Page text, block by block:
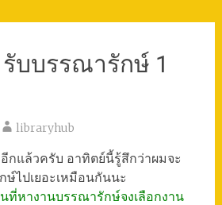
รับบรรณารักษ์ 1
libraryhub
กแล้วครับ อาทิตย์นี้รู้สึกว่าผมจะ
ไปเยอะเหมือนกันนะ
ที่หางานบรรณารักษ์จงเลือกงาน